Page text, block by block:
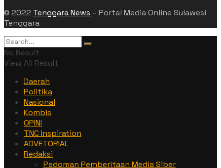
© 2022 Tenggara News – Portal Media Online Sulawesi
Tenggara
No Result
View All Result
Daerah
Politika
Nasional
Kombis
OPINI
TNC Inspiration
ADVETORIAL
Redaksi
Pedoman Pemberitaan Media Siber